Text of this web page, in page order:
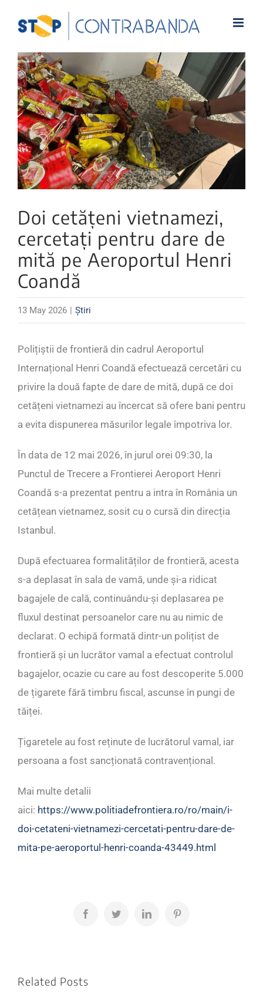
View
Larger
Image
Doi cetățeni vietnamezi,
cercetați pentru dare de
mită pe Aeroportul Henri
Coandă
13 May 2026 | Știri
Polițiștii de frontieră din cadrul Aeroportul
Internațional Henri Coandă efectuează cercetări cu
privire la două fapte de dare de mită, după ce doi
cetățeni vietnamezi au încercat să ofere bani pentru
a evita dispunerea măsurilor legale împotriva lor.
În data de 12 mai 2026, în jurul orei 09:30, la
Punctul de Trecere a Frontierei Aeroport Henri
Coandă s-a prezentat pentru a intra în România un
cetățean vietnamez, sosit cu o cursă din direcția
Istanbul.
După efectuarea formalităților de frontieră, acesta
s-a deplasat în sala de vamă, unde și-a ridicat
bagajele de cală, continuându-și deplasarea pe
fluxul destinat persoanelor care nu au nimic de
declarat. O echipă formată dintr-un polițist de
frontieră și un lucrător vamal a efectuat controlul
bagajelor, ocazie cu care au fost descoperite 5.000
de țigarete fără timbru fiscal, ascunse în pungi de
tăiței.
Țigaretele au fost reținute de lucrătorul vamal, iar
persoana a fost sancționată contravențional.
Mai multe detalii
aici: https://www.politiadefrontiera.ro/ro/main/i-
doi-cetateni-vietnamezi-cercetati-pentru-dare-de-
mita-pe-aeroportul-henri-coanda-43449.html
FacebookTwitter LinkedInPinterest
Related Posts